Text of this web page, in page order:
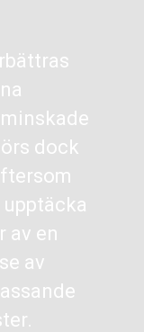
dock
av en
av